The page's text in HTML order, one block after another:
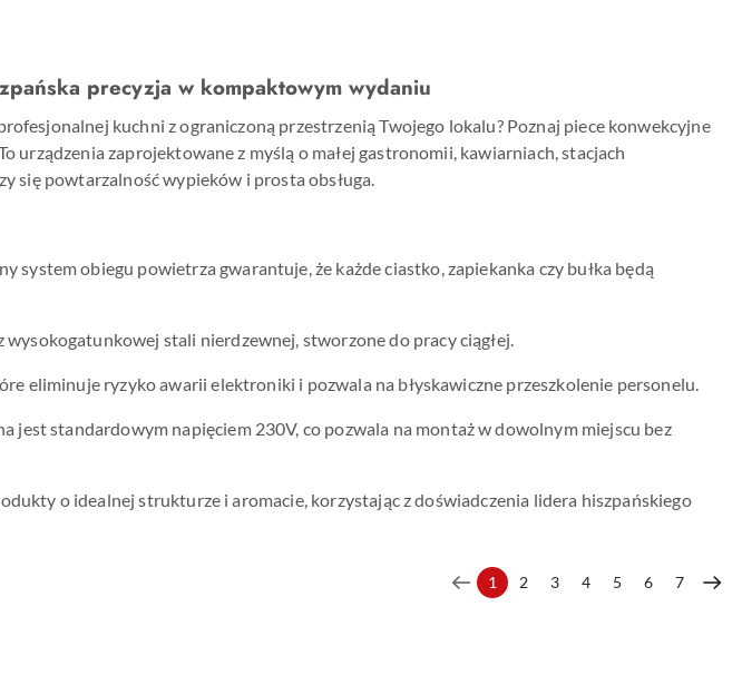
precyzja w kompaktowym wydaniu
kuchni z ograniczoną przestrzenią Twojego lokalu? Poznaj piece konwekcyjne
urządzenia zaprojektowane z myślą o małej gastronomii, kawiarniach, stacjach
się powtarzalność wypieków i prosta obsługa.
system obiegu powietrza gwarantuje, że każde ciastko, zapiekanka czy bułka będą
wysokogatunkowej stali nierdzewnej, stworzone do pracy ciągłej.
eliminuje ryzyko awarii elektroniki i pozwala na błyskawiczne przeszkolenie personelu.
jest standardowym napięciem 230V, co pozwala na montaż w dowolnym miejscu bez
o idealnej strukturze i aromacie, korzystając z doświadczenia lidera hiszpańskiego
1 2 3 4 5 6 7